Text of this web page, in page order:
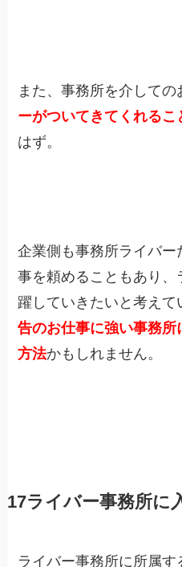
また、事務所を介しての
ーがついてきてくれる
はず。
企業側も事務所ライバ
事を頼めることもあり
躍していきたいと考えて
告のお仕事に強い事務
方法かもしれません。
17ライバー事務所に
ライバー事務所に所属す